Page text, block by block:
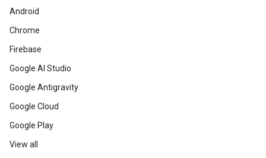
Android
Chrome
Firebase
Google AI Studio
Google Antigravity
Google Cloud
Google Play
View all